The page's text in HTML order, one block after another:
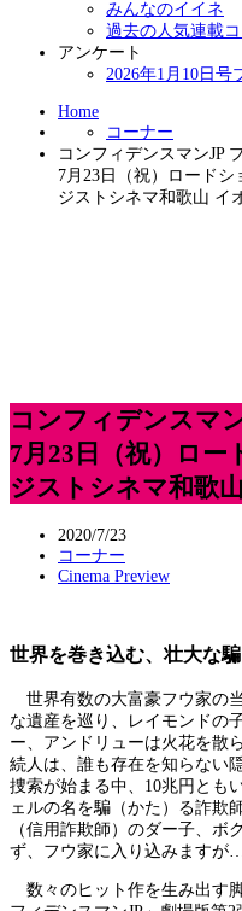
みんなのイイネ
過去の人気連載
アンケート
2026年1月10日
Home
コーナー
コンフィデンスマンJP
7月23日（祝）ロードシ
ジストシネマ和歌山 イ
コンフィデンスマ
7月23日（祝）ロー
ジストシネマ和歌
2020/7/23
コーナー
Cinema Preview
世界を巻き込む、壮大な
世界有数の大富豪フウ家の
な遺産を巡り、レイモンドの
ー、アンドリューは火花を散
続人は、誰も存在を知らない
捜索が始まる中、10兆円とも
ェルの名を騙（かた）る詐欺
（信用詐欺師）のダー子、ボ
ず、フウ家に入り込みますが…
数々のヒット作を生み出す